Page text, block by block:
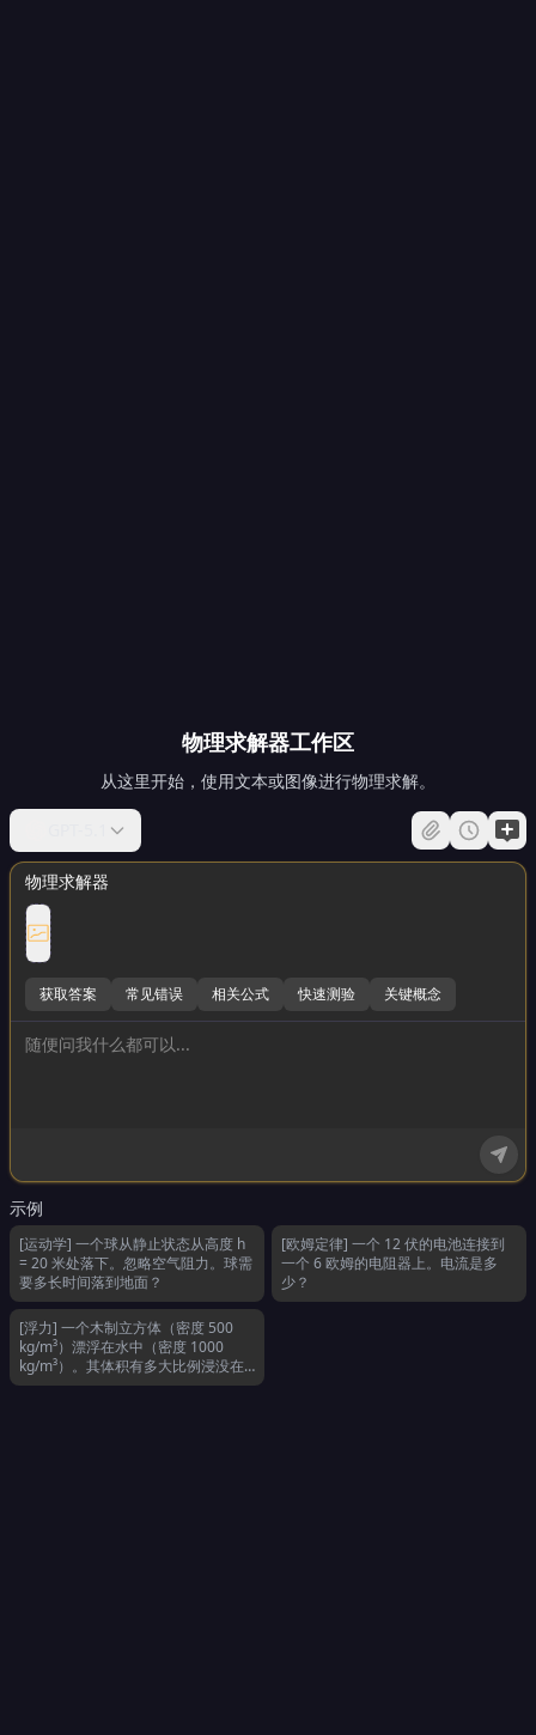
物理求解器工作区
从这里开始，使用文本或图像进行物理求解。
物理求解器
获取答案 常见错误 相关公式 快速测验 关键概念
示例
[运动学] 一个球从静止状态从高度 h
= 20 米处落下。忽略空气阻力。球需
要多长时间落到地面？
[欧姆定律] 一个 12 伏的电池连接到
一个 6 欧姆的电阻器上。电流是多
少？
[浮力] 一个木制立方体（密度 500
kg/m³）漂浮在水中（密度 1000
kg/m³）。其体积有多大比例浸没在
水中？